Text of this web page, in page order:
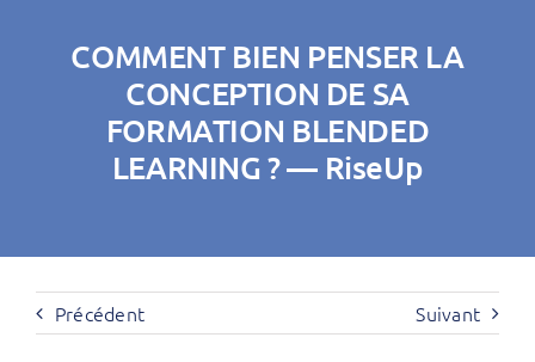
PubliezCOMMENT BIEN PENSER LA
CONCEPTION DE SA
FORMATION BLENDED
LEARNING ? — RiseUp
Précédent Suivant